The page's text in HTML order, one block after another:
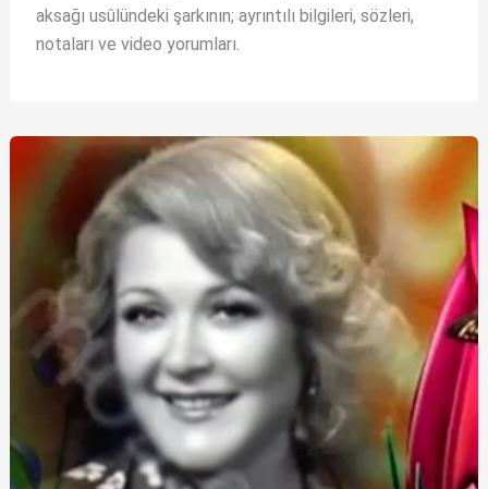
aksağı usûlündeki şarkının; ayrıntılı bilgileri, sözleri,
notaları ve video yorumları.